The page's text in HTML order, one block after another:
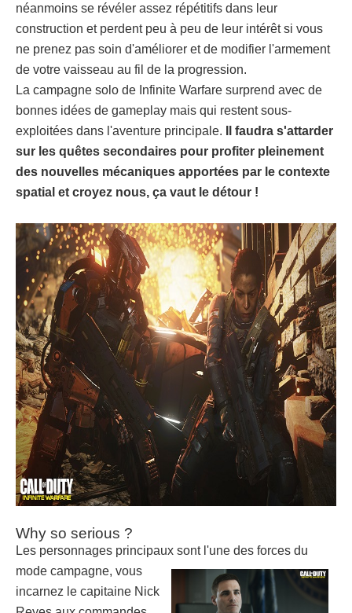
néanmoins se révéler assez répétitifs dans leur
construction et perdent peu à peu de leur intérêt si vous
ne prenez pas soin d'améliorer et de modifier l'armement
de votre vaisseau au fil de la progression.
La campagne solo de Infinite Warfare surprend avec de
bonnes idées de gameplay mais qui restent sous-
exploitées dans l'aventure principale.
Il faudra s'attarder
sur les quêtes secondaires pour profiter pleinement
des nouvelles mécaniques apportées par le contexte
spatial et croyez nous, ça vaut le détour !
Why so serious ?
Les personnages principaux sont l'une des forces du
mode campagne, vous
incarnez le capitaine Nick